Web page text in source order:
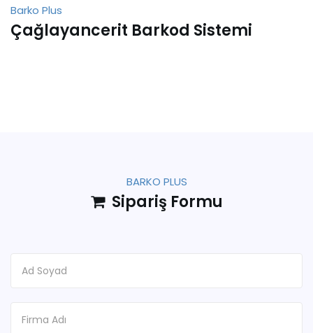
Barko Plus
Çağlayancerit Barkod Sistemi
BARKO PLUS
Sipariş Formu